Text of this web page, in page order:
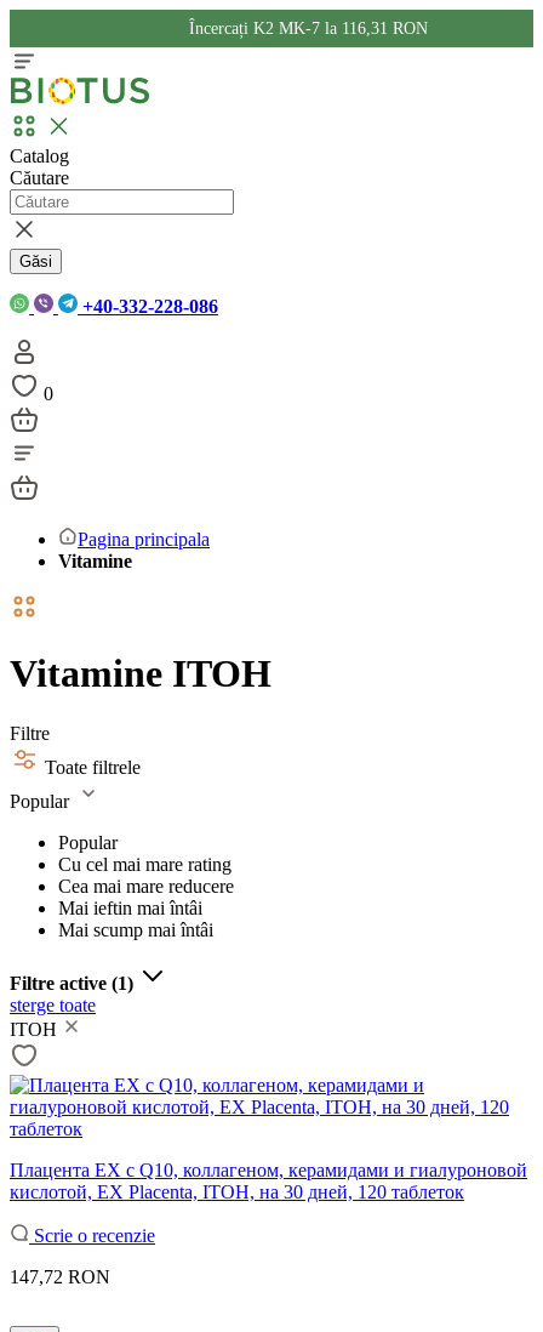
Încercați K2 MK-7 la 116,31 RON
Catalog
Căutare
Găsi
+40-332-228-086
0
Pagina principala
Vitamine
Vitamine ITOH
Filtre
Toate filtrele
Popular
Popular
Cu cel mai mare rating
Cea mai mare reducere
Mai ieftin mai întâi
Mai scump mai întâi
Filtre active (1)
sterge toate
ITOH
Плацента EX с Q10, коллагеном, керамидами и гиалуроновой
кислотой, EX Placenta, ITOH, на 30 дней, 120 таблеток
Scrie o recenzie
147,72 RON